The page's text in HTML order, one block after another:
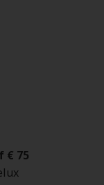
€ 75